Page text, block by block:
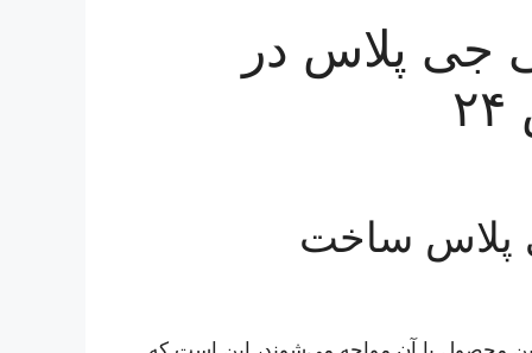
جی پلاس در
پلاس ساخت